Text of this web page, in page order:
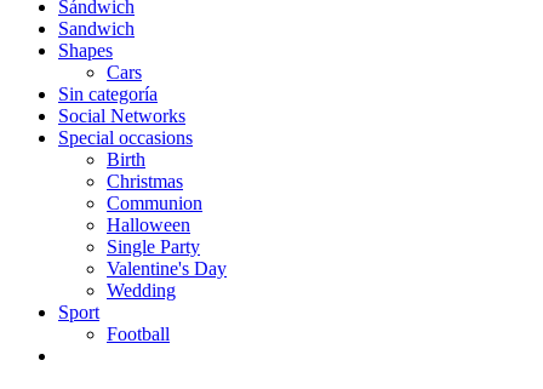
Sándwich
Sandwich
Shapes
Cars
Sin categoría
Social Networks
Special occasions
Birth
Christmas
Communion
Halloween
Single Party
Valentine's Day
Wedding
Sport
Football